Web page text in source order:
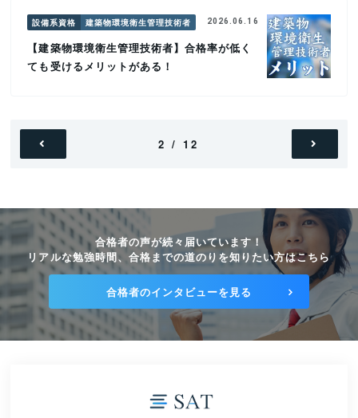
設備系資格 建築物環境衛生管理技術者 2026.06.16
【建築物環境衛生管理技術者】合格率が低く
ても受けるメリットがある！
2 / 12
合格者の声が続々届いています！
リアルな勉強時間、合格までの道のりを知りたい方はこちら
合格者のインタビューを見る